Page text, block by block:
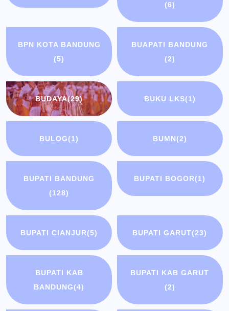
(6)
BPN KOTA BANDUNG
(5)
BUAPATI BANDUNG
(2)
BUDAYA(29) BUKU LKS(1)
BULOG(1) BUMN(2)
BUPATI BANDUNG
(128)
BUPATI BOGOR(1)
BUPATI CIANJUR(5) BUPATI GARUT(23)
BUPATI KAB
BANDUNG(4)
BUPATI KAB GARUT
(2)